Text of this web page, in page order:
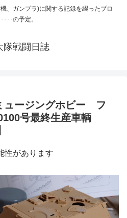
、ガンプラ)に関する記録を綴ったブロ
･･･の予定。
隊戦闘日誌
ュージングホビー フ
号最終生産車輌
性があります